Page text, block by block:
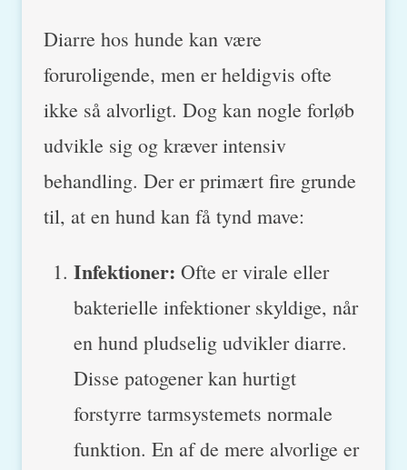
Diarre hos hunde kan være
foruroligende, men er heldigvis ofte
ikke så alvorligt. Dog kan nogle forløb
udvikle sig og kræver intensiv
behandling. Der er primært fire grunde
til, at en hund kan få tynd mave:
Infektioner: Ofte er virale eller
bakterielle infektioner skyldige, når
en hund pludselig udvikler diarre.
Disse patogener kan hurtigt
forstyrre tarmsystemets normale
funktion. En af de mere alvorlige er